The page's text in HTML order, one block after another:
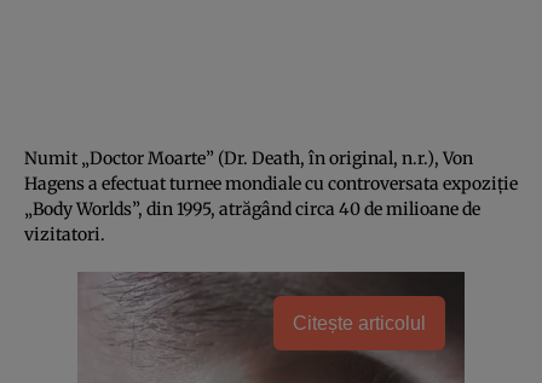
Numit „Doctor Moarte” (Dr. Death, în original, n.r.), Von
Hagens a efectuat turnee mondiale cu controversata expoziţie
„Body Worlds”, din 1995, atrăgând circa 40 de milioane de
vizitatori.
Citește articolul